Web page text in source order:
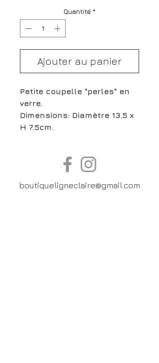
Quantité *
Ajouter au panier
Petite coupelle "perles" en
verre.
Dimensions: Diamètre 13.5 x
H 7.5cm.
boutiqueligneclaire@gmail.com